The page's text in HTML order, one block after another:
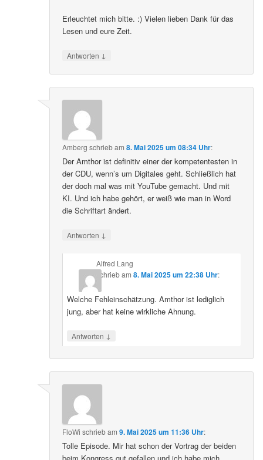
Erleuchtet mich bitte. :) Vielen lieben Dank für das
Lesen und eure Zeit.
Antworten ↓
Amberg schriebam8. Mai 2025 um 08:34 Uhr:
Der Amthor ist definitiv einer der kompetentesten in
der CDU, wenn’s um Digitales geht. Schließlich hat
der doch mal was mit YouTube gemacht. Und mit
KI. Und ich habe gehört, er weiß wie man in Word
die Schriftart ändert.
Antworten ↓
Alfred Lang
schriebam 8. Mai 2025 um 22:38 Uhr:
Welche Fehleinschätzung. Amthor ist lediglich
jung, aber hat keine wirkliche Ahnung.
Antworten ↓
FloWi schriebam9. Mai 2025 um 11:36 Uhr:
Tolle Episode. Mir hat schon der Vortrag der beiden